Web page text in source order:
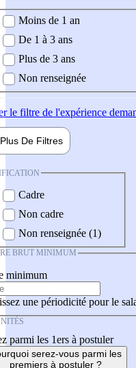
demandée
Moins de 1 an
De 1 à 3 ans
Plus de 3 ans
Non renseignée
le filtre de l'expérience
Plus De Filtres
Cadre
Non cadre
Non renseignée (1)
BRUT MINIMUM
minimum
une périodicité pour le
parmi les 1ers à postuler
serez-vous parmi les
premiers à postuler ?